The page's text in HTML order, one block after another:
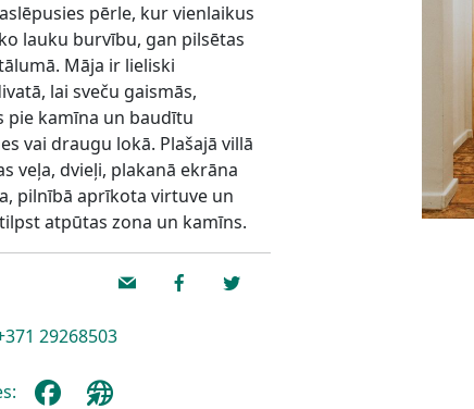
pērle, kur vienlaikus
lauku burvību, gan pilsētas
Māja ir lieliski
lai sveču gaismās,
pie kamīna un baudītu
vai draugu lokā. Plašajā villā
veļa, dvieļi, plakanā ekrāna
pilnībā aprīkota virtuve un
atpūtas zona un kamīns.
29268503